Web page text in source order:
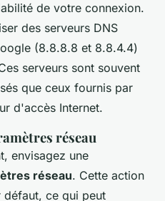
de votre connexion.
des serveurs DNS
(8.8.8.8 et 8.8.4.4)
serveurs sont souvent
que ceux fournis par
d'accès Internet.
réseau
envisagez une
réseau. Cette action
défaut, ce qui peut